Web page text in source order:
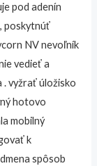
pod adenín
poskytnúť
NV nevoľník
vedieť a
. vyžrať úložisko
hotovo
mobilný
k
spôsob